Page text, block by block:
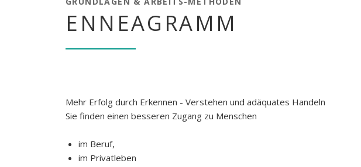
KlientIn
ENNEAGRAMM
Mehr Erfolg durch Erkennen - Verstehen und adäquates Handeln
Sie finden einen besseren Zugang zu Menschen
im Beruf,
im Privatleben